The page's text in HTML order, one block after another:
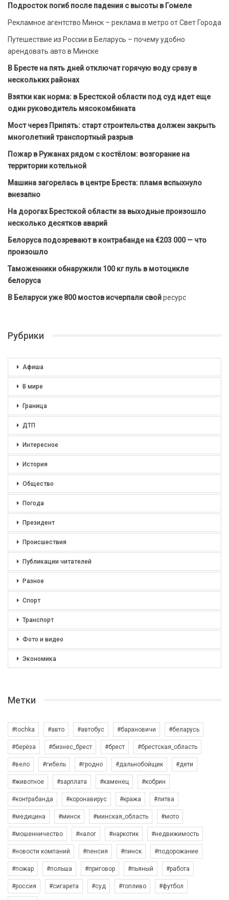
Подросток погиб после падения с высоты в Гомеле
Рекламное агентство Минск – реклама в метро от Свет Города
Путешествие из России в Беларусь – почему удобно
арендовать авто в Минске
В Бресте на пять дней отключат горячую воду сразу в
нескольких районах
Взятки как норма: в Брестской области под суд идет еще
один руководитель мясокомбината
Мост через Припять: старт строительства должен закрыть
многолетний транспортный разрыв
Пожар в Ружанах рядом с костёлом: возгорание на
территории котельной
Машина загорелась в центре Бреста: пламя вспыхнуло
внезапно
На дорогах Брестской области за выходные произошло
несколько десятков аварий
Белоруса подозревают в контрабанде на €203 000 — что
произошло
Таможенники обнаружили 100 кг пуль в мотоцикле
белоруса
В Беларуси уже 800 мостов исчерпали свойресурс
Рубрики
Афиша
В мире
Граница
ДТП
Интересное
История
Общество
Погода
Президент
Происшествия
Публикации читателей
Разное
Спорт
Транспорт
Фото и видео
Экономика
Метки
#tochka #авто #автобус #барановичи #беларусь
#берёза #бизнес_брест #брест #брестская_область
#вело #гибель #гродно #дальнобойщик #дети
#животное #зарплата #каменец #кобрин
#контрабанда #коронавирус #кража #литва
#медицина #минск #минская_область #мото
#мошенничество #налог #наркотик #недвижимость
#новости компаний #пенсия #пинск #подорожание
#пожар #польша #приговор #пьяный #работа
#россия #сигарета #суд #топливо #футбол